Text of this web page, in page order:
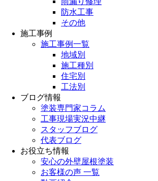
防水工事
その他
施工事例
施工事例一覧
地域別
施工種別
住宅別
工法別
ブログ情報
塗装専門家コラム
工事現場実況中継
スタッフブログ
代表ブログ
お役立ち情報
安心の外壁屋根塗装
お客様の声 一覧